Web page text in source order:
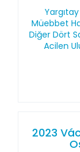
Müebbet
Diğer Dört
Acilen
2023